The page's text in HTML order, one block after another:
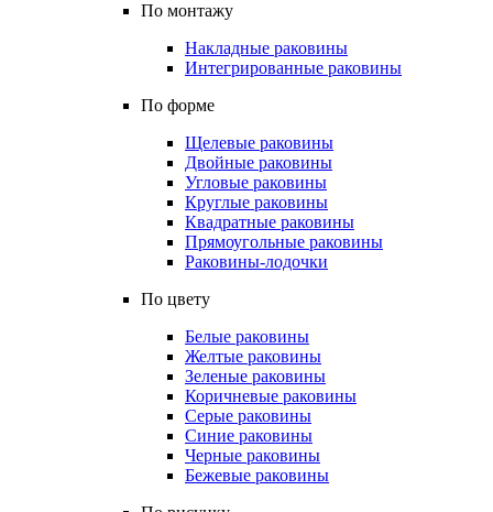
По монтажу
Накладные раковины
Интегрированные раковины
По форме
Щелевые раковины
Двойные раковины
Угловые раковины
Круглые раковины
Квадратные раковины
Прямоугольные раковины
Раковины-лодочки
По цвету
Белые раковины
Желтые раковины
Зеленые раковины
Коричневые раковины
Серые раковины
Синие раковины
Черные раковины
Бежевые раковины